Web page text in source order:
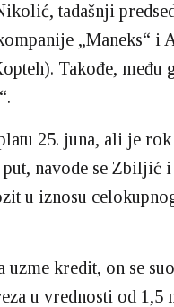
tadašnji
„Maneks“ i
Takođe, među
25. juna, ali je rok
navode se Zbiljić
u iznosu
kredit, on se
u vrednosti od 1,5